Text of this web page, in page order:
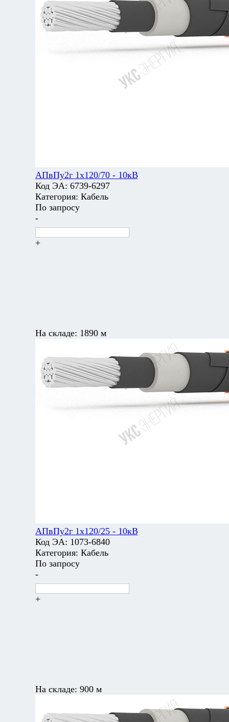
АПвПу2г 1х120/70 - 10кВ
Код ЭА: 6739-6297
Категория: Кабель
По запросу
-
+
На складе: 1890 м
АПвПу2г 1х120/25 - 10кВ
Код ЭА: 1073-6840
Категория: Кабель
По запросу
-
+
На складе: 900 м